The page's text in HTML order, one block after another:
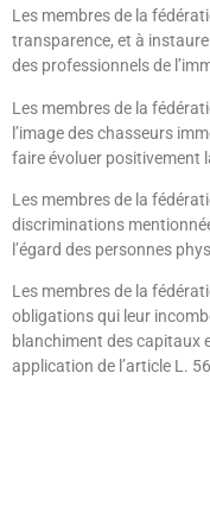
Les membres de la
transparence, et à
des professionnels de
Les membres de la
l’image des chasseurs
faire évoluer positivement
Les membres de la
discriminations
l’égard des personnes
Les membres de la
obligations qui leur
blanchiment des capitaux
application de l’article L.